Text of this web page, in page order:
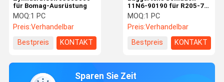
für Bomag-Ausrüstung
MOQ:1 PC
Preis:Verhandelbar
Bestpreis
KONTAKT
11N6-90190 für R205-7
R215-7 R225-7
MOQ:1 PC
Preis:Verhandelbar
Bestpreis
KONTAKT
Sparen Sie Zeit